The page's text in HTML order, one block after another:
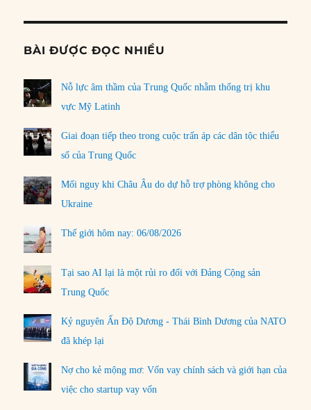
BÀI ĐƯỢC ĐỌC NHIỀU
Nỗ lực âm thầm của Trung Quốc nhằm thống trị khu
vực Mỹ Latinh
Giai đoạn tiếp theo trong cuộc trấn áp các dân tộc thiểu
số của Trung Quốc
Mối nguy khi Châu Âu do dự hỗ trợ phòng không cho
Ukraine
Thế giới hôm nay: 06/08/2026
Tại sao AI lại là một rủi ro đối với Đảng Cộng sản
Trung Quốc
Kỷ nguyên Ấn Độ Dương - Thái Bình Dương của NATO
đã khép lại
Nợ cho kẻ mộng mơ: Vốn vay chính sách và giới hạn của
việc cho startup vay vốn